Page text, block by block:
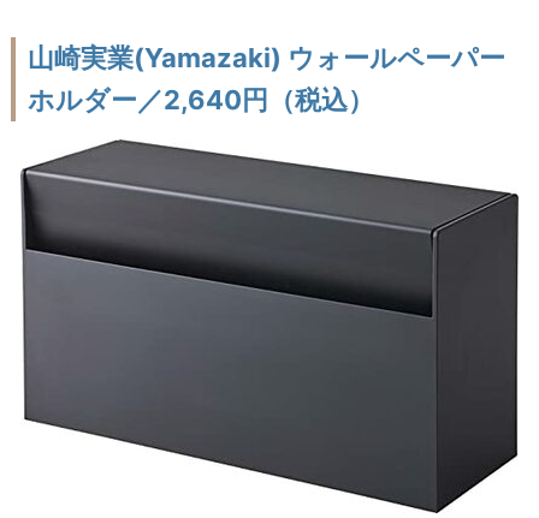
山崎実業(Yamazaki) ウォールペーパー
ホルダー／2,640円（税込）